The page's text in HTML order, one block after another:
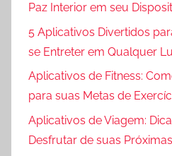
Paz Interior em seu
5 Aplicativos Divertidos
se Entreter em Qualquer
Aplicativos de Fitness:
para suas Metas de
Aplicativos de Viagem:
Desfrutar de suas